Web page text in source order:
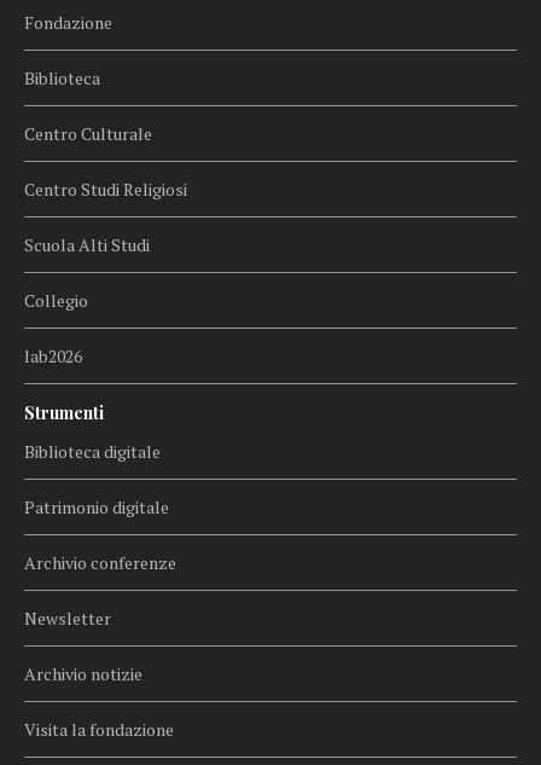
Fondazione
Biblioteca
Centro Culturale
Centro Studi Religiosi
Scuola Alti Studi
Collegio
lab2026
Strumenti
Biblioteca digitale
Patrimonio digitale
Archivio conferenze
Newsletter
Archivio notizie
Visita la fondazione